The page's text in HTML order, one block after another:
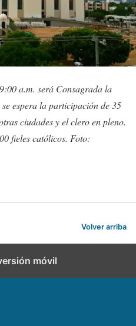
a.m. será Consagrada la
espera la participación de 35
ciudades y el clero en pleno.
fieles católicos. Foto:
Volver arriba
móvil